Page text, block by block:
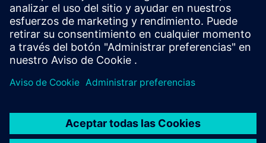
gestionar varios ciclos de
trabajo e historiales de carga?